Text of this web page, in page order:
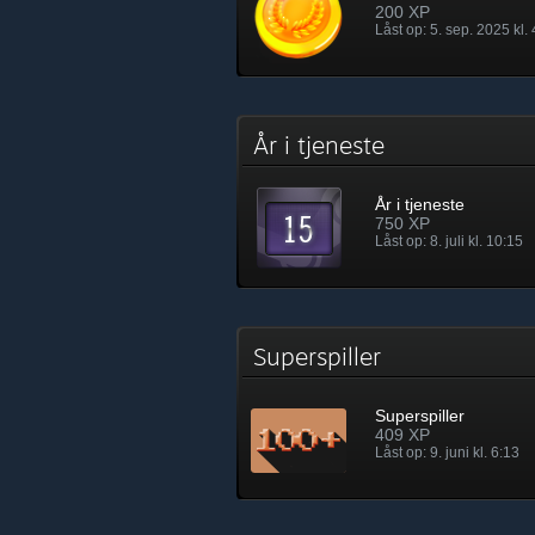
200 XP
Låst op: 5. sep. 2025 kl.
År i tjeneste
År i tjeneste
750 XP
Låst op: 8. juli kl. 10:15
Superspiller
Superspiller
409 XP
Låst op: 9. juni kl. 6:13